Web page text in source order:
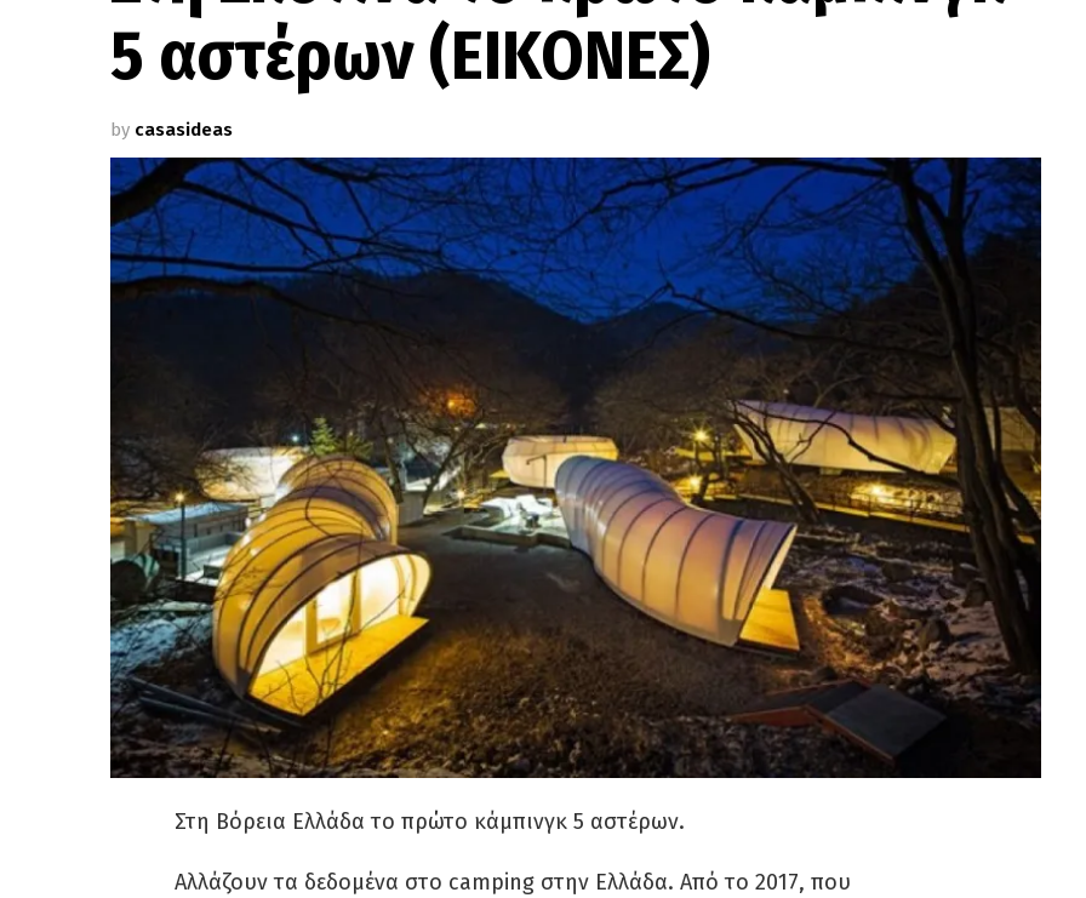
5 αστέρων (ΕΙΚΟΝΕΣ)
by casasideas
Στη Βόρεια Ελλάδα το πρώτο κάμπινγκ 5 αστέρων.
Αλλάζουν τα δεδομένα στο camping στην Ελλάδα. Από το 2017, που